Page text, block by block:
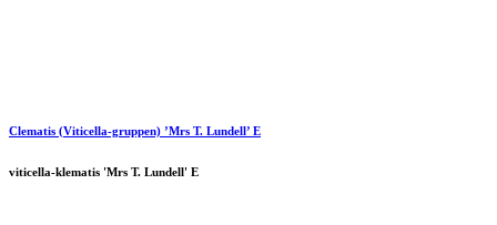
Clematis (Viticella-gruppen) ’Mrs T. Lundell’ E
viticella-klematis 'Mrs T. Lundell' E